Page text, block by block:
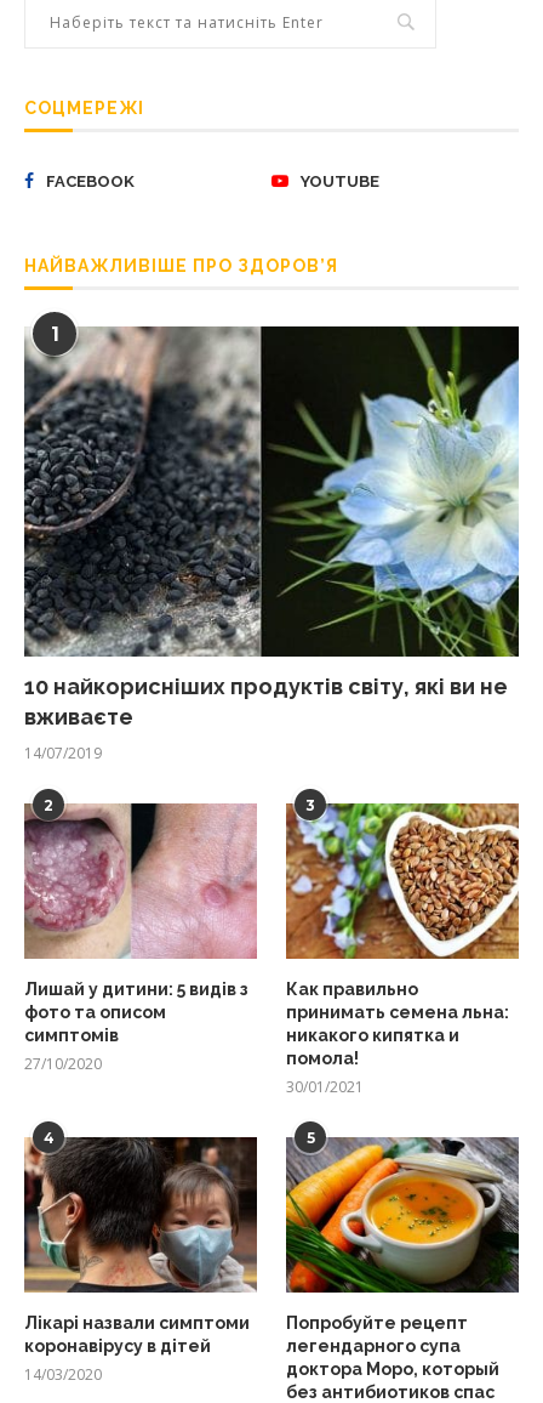
СОЦМЕРЕЖІ
FACEBOOK YOUTUBE
НАЙВАЖЛИВІШЕ ПРО ЗДОРОВ’Я
1
10 найкорисніших продуктів світу, які ви не
вживаєте
14/07/2019
2
Лишай у дитини: 5 видів з
фото та описом
симптомів
27/10/2020
3
Как правильно
принимать семена льна:
никакого кипятка и
помола!
30/01/2021
4
Лікарі назвали симптоми
коронавірусу в дітей
14/03/2020
5
Попробуйте рецепт
легендарного супа
доктора Моро, который
без антибиотиков спас